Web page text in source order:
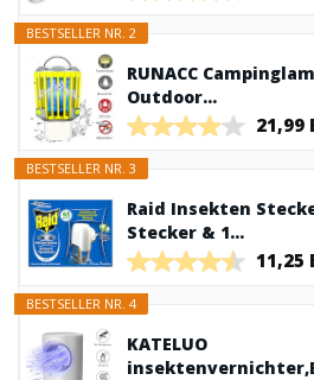
BESTSELLER NR. 2
RUNACC
Outdoor...
21,99
BESTSELLER NR. 3
Raid Insekten
Stecker & 1...
11,25
BESTSELLER NR. 4
KATELUO